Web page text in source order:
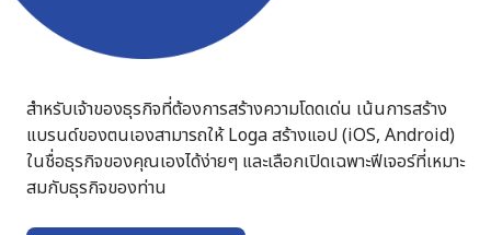
สำหรับเจ้าของธุรกิจที่ต้องการสร้างความโดดเด่น เน้นการสร้าง
แบรนด์ของตนเองสามารถให้ Loga สร้างแอป (iOS, Android)
ในชื่อธุรกิจของคุณเองได้ง่ายๆ และเลือกเปิดเฉพาะฟีเจอร์ที่เหมาะ
สมกับธุรกิจของท่าน